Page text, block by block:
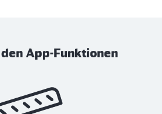
App-Funktionen